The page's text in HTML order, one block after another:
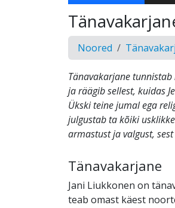
Noored
Tänavakarjane
ja räägib sellest, kuidas
Ükski teine jumal ega
julgustab ta kõiki
armastust ja valgust,
Tänavakarjane
Jani Liukkonen on
teab omast käest